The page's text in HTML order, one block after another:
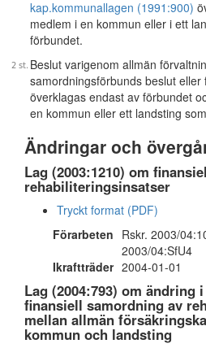
kap.kommunallagen (1991:900)
medlem i en kommun eller i ett
förbundet.
Beslut varigenom allmän
samordningsförbunds beslut
överklagas endast av förbundet
en kommun eller ett landsting
Ändringar och
Lag (2003:1210) om
rehabiliteringsinsatser
Tryckt format (PDF)
Förarbeten Rskr. 2003/
2003/04:SfU4
Ikraftträder 2004-01-01
Lag (2004:793) om ändring
finansiell samordning av
mellan allmän
kommun och landsting